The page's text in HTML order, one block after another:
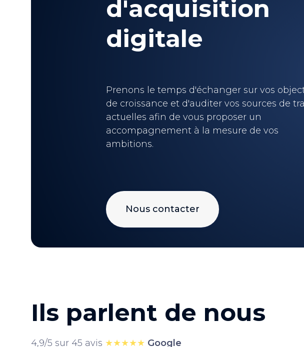
d'acquisition
digitale
Prenons le temps d'échanger sur vos
de croissance et d'auditer vos sources de
actuelles afin de vous proposer un
accompagnement à la mesure de vos
ambitions.
Nous contacter
Ils parlent de nous
4,9/5 sur 45 avis ★★★★★ Google